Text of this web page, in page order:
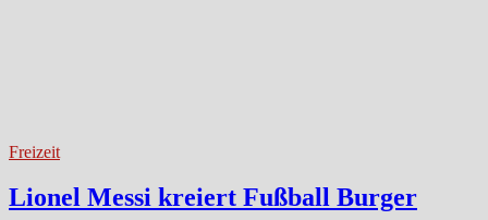
Freizeit
Lionel Messi kreiert Fußball Burger